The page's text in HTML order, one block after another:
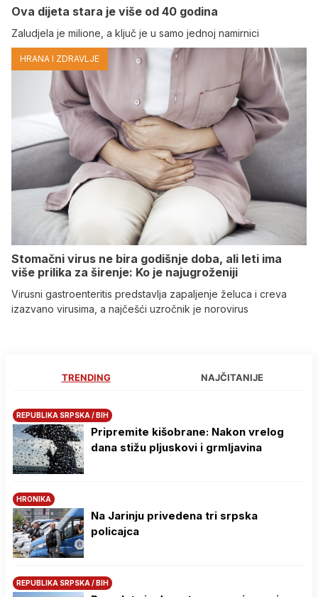
Ova dijeta stara je više od 40 godina
Zaludjela je milione, a ključ je u samo jednoj namirnici
HRANA I ZDRAVLJE
Stomačni virus ne bira godišnje doba, ali leti ima
više prilika za širenje: Ko je najugroženiji
Virusni gastroenteritis predstavlja zapaljenje želuca i creva
izazvano virusima, a najčešći uzročnik je norovirus
TRENDING NAJČITANIJE
REPUBLIKA SRPSKA / BIH
Pripremite kišobrane: Nakon vrelog
dana stižu pljuskovi i grmljavina
HRONIKA
Na Јarinju privedena tri srpska
policajca
REPUBLIKA SRPSKA / BIH